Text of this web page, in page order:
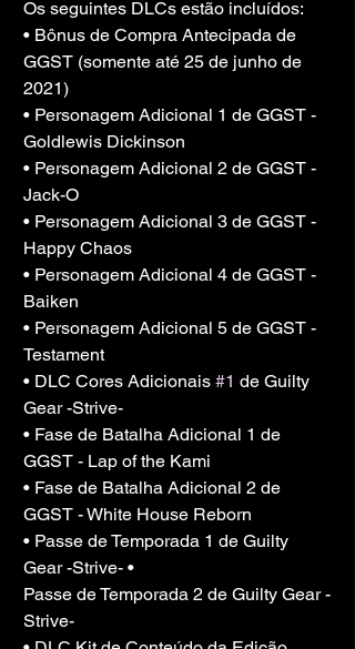
Os seguintes DLCs estão incluídos:
• Bônus de Compra Antecipada de
GGST (somente até 25 de junho de
2021)
• Personagem Adicional 1 de GGST -
Goldlewis Dickinson
• Personagem Adicional 2 de GGST -
Jack-O
• Personagem Adicional 3 de GGST -
Happy Chaos
• Personagem Adicional 4 de GGST -
Baiken
• Personagem Adicional 5 de GGST -
Testament
• DLC Cores Adicionais #1 de Guilty
Gear -Strive-
• Fase de Batalha Adicional 1 de
GGST - Lap of the Kami
• Fase de Batalha Adicional 2 de
GGST - White House Reborn
• Passe de Temporada 1 de Guilty
Gear -Strive- •
Passe de Temporada 2 de Guilty Gear -
Strive-